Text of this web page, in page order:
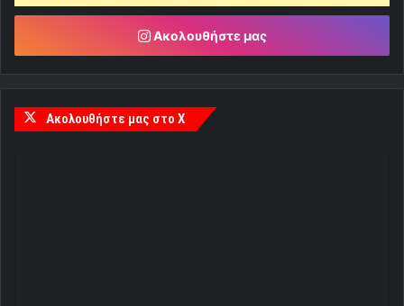
Ακολουθήστε μας
Ακολουθήστε μας στο X